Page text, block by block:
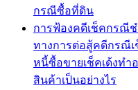
กรณีซื้อที่ดิน
การฟ้องคดีเช็คกรณี
ทางการต่อสู้คดีกรณี
หนี้ซื้อขายเช็คเด้งทำ
สินค้าเป็นอย่างไร